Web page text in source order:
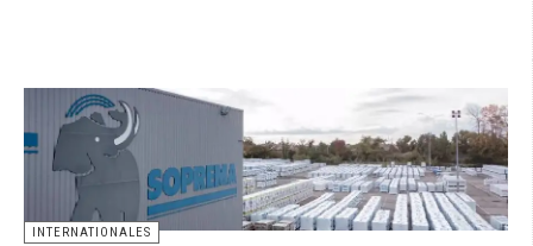
INTERNATIONALES